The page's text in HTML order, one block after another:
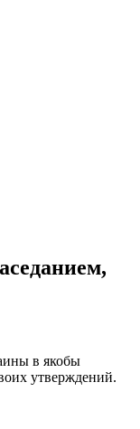
в якобы
утверждений.